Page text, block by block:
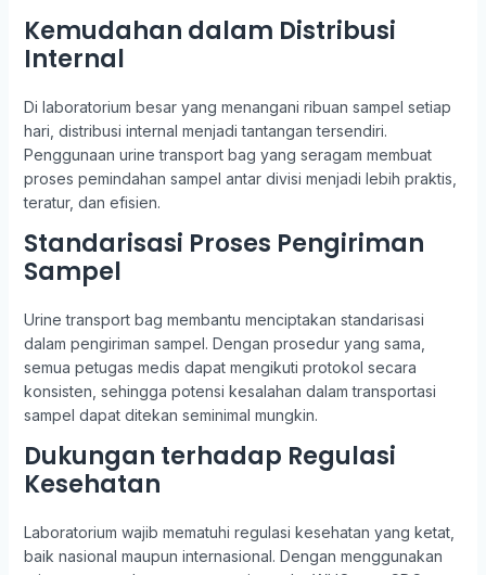
Kemudahan dalam Distribusi
Internal
Di laboratorium besar yang menangani ribuan sampel setiap
hari, distribusi internal menjadi tantangan tersendiri.
Penggunaan urine transport bag yang seragam membuat
proses pemindahan sampel antar divisi menjadi lebih praktis,
teratur, dan efisien.
Standarisasi Proses Pengiriman
Sampel
Urine transport bag membantu menciptakan standarisasi
dalam pengiriman sampel. Dengan prosedur yang sama,
semua petugas medis dapat mengikuti protokol secara
konsisten, sehingga potensi kesalahan dalam transportasi
sampel dapat ditekan seminimal mungkin.
Dukungan terhadap Regulasi
Kesehatan
Laboratorium wajib mematuhi regulasi kesehatan yang ketat,
baik nasional maupun internasional. Dengan menggunakan